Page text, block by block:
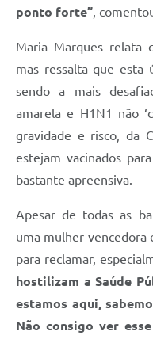
ponto forte” ,
Maria Marques relata
mas ressalta que esta
sendo a mais
amarela e H1N1 não
gravidade e risco, da
estejam vacinados
bastante apreensiva.
Apesar de todas as
uma mulher vencedora
para reclamar,
hostilizam a Saúde
estamos aqui,
Não consigo ver